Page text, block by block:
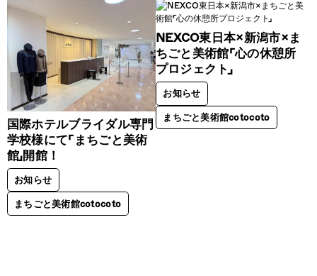
国際ホテルブライダル専門
学校様にて「まちごと美術
館」開館！
お知らせ
まちごと美術館cotocoto
NEXCO東日本×新潟市×ま
ちごと美術館「心の休憩所
プロジェクト」
お知らせ
まちごと美術館cotocoto